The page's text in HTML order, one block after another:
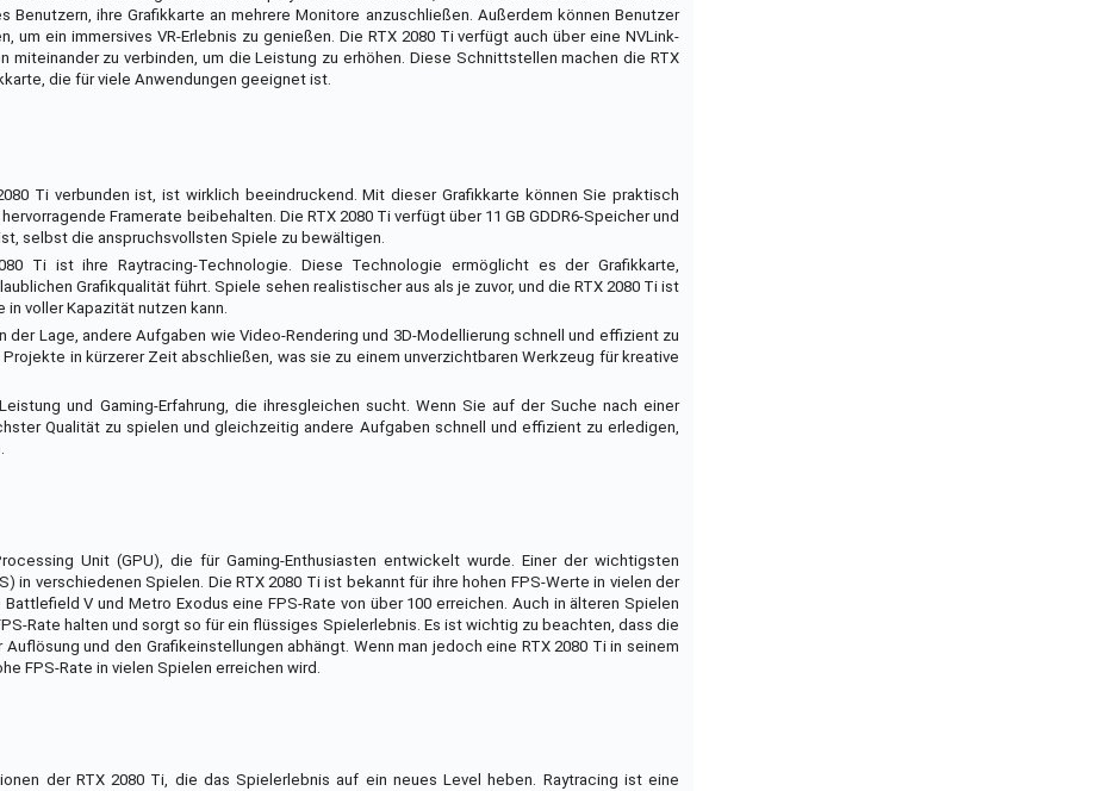
ihre Grafikkarte an mehrere Monitore anzuschließen. Außerdem können Benutzer
um ein immersives VR-Erlebnis zu genießen. Die RTX 2080 Ti verfügt auch über eine NVLink-
zu verbinden, um die Leistung zu erhöhen. Diese Schnittstellen machen die RTX
die für viele Anwendungen geeignet ist.
Ti verbunden ist, ist wirklich beeindruckend. Mit dieser Grafikkarte können Sie praktisch
Framerate beibehalten. Die RTX 2080 Ti verfügt über 11 GB GDDR6-Speicher und
selbst die anspruchsvollsten Spiele zu bewältigen.
Ti ist ihre Raytracing-Technologie. Diese Technologie ermöglicht es der Grafikkarte,
Grafikqualität führt. Spiele sehen realistischer aus als je zuvor, und die RTX 2080 Ti ist
voller Kapazität nutzen kann.
der Lage, andere Aufgaben wie Video-Rendering und 3D-Modellierung schnell und effizient zu
in kürzerer Zeit abschließen, was sie zu einem unverzichtbaren Werkzeug für kreative
und Gaming-Erfahrung, die ihresgleichen sucht. Wenn Sie auf der Suche nach einer
Qualität zu spielen und gleichzeitig andere Aufgaben schnell und effizient zu erledigen,
Unit (GPU), die für Gaming-Enthusiasten entwickelt wurde. Einer der wichtigsten
in verschiedenen Spielen. Die RTX 2080 Ti ist bekannt für ihre hohen FPS-Werte in vielen der
V und Metro Exodus eine FPS-Rate von über 100 erreichen. Auch in älteren Spielen
Rate halten und sorgt so für ein flüssiges Spielerlebnis. Es ist wichtig zu beachten, dass die
und den Grafikeinstellungen abhängt. Wenn man jedoch eine RTX 2080 Ti in seinem
FPS-Rate in vielen Spielen erreichen wird.
der RTX 2080 Ti, die das Spielerlebnis auf ein neues Level heben. Raytracing ist eine